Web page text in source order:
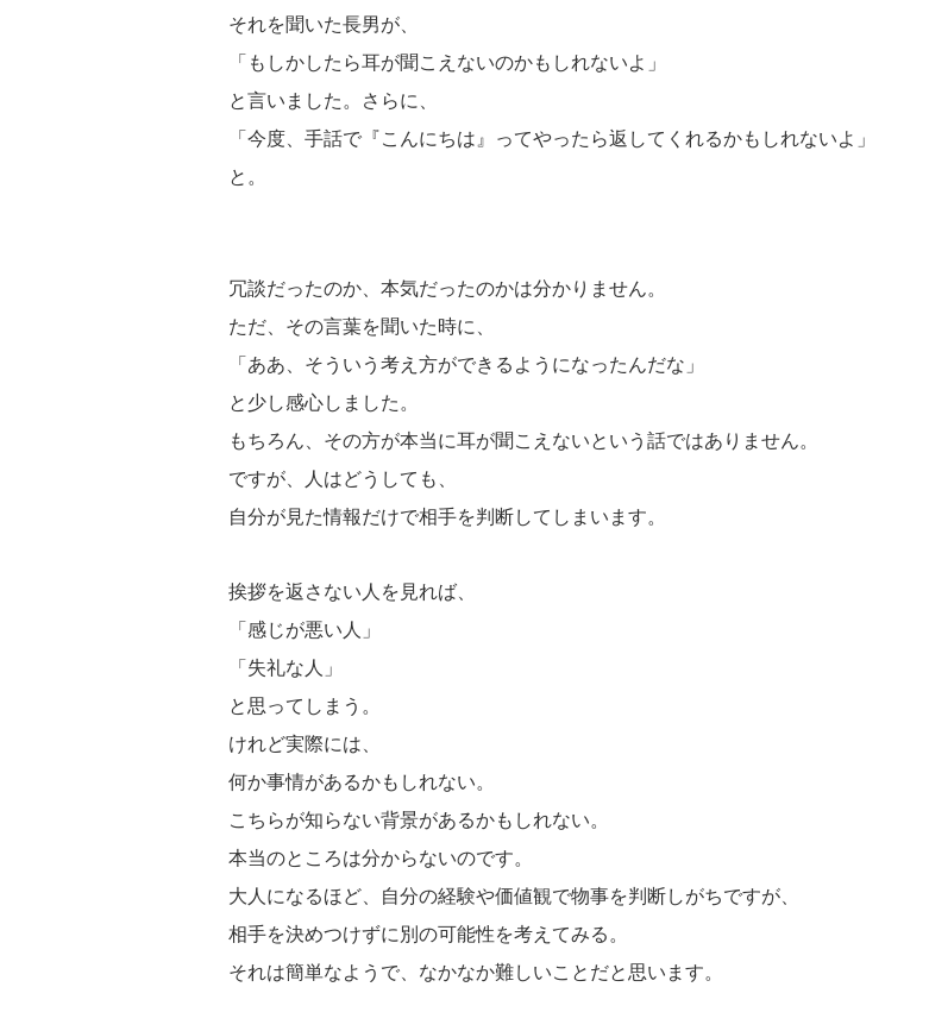
それを聞いた長男が、
「もしかしたら耳が聞こえないのかもしれないよ」
と言いました。 さらに、
「今度、手話で『こんにちは』ってやったら返してくれるかもしれないよ」
と。
冗談だったのか、本気だったのかは分かりません。
ただ、その言葉を聞いた時に、
「ああ、そういう考え方ができるようになったんだな」
と少し感心しました。
もちろん、その方が本当に耳が聞こえないという話ではありません。
ですが、人はどうしても、
自分が見た情報だけで相手を判断してしまいます。
挨拶を返さない人を見れば、
「感じが悪い人」
「失礼な人」
と思ってしまう。
けれど実際には、
何か事情があるかもしれない。
こちらが知らない背景があるかもしれない。
本当のところは分からないのです。
大人になるほど、自分の経験や価値観で物事を判断しがちですが、
相手を決めつけずに別の可能性を考えてみる。
それは簡単なようで、なかなか難しいことだと思います。